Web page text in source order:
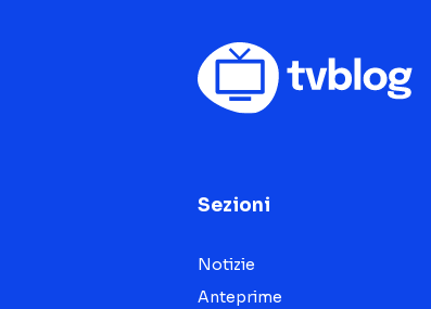
Sezioni
Notizie
Anteprime